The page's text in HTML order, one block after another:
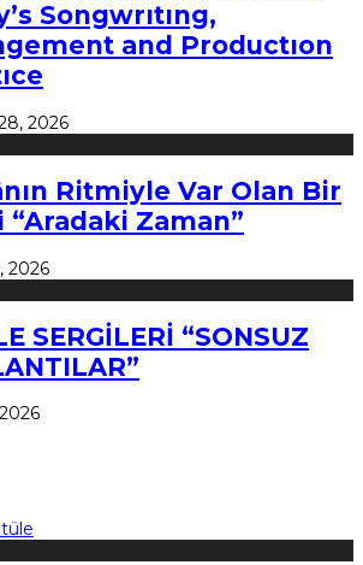
Songwrıtıng,
and Productıon
2026
Ritmiyle Var Olan Bir
“Aradaki Zaman”
2026
SERGİLERİ “SONSUZ